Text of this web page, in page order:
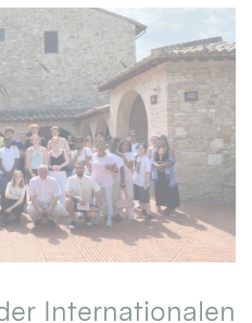
Internationalen